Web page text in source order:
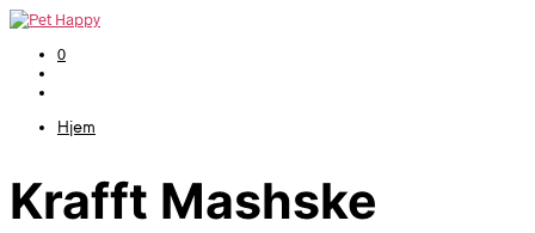
0
Hjem
Krafft Mashske